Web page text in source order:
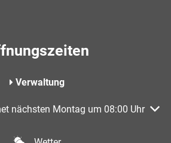
Verwaltung
oder Schließzeiten
nächsten Montag um 08:00 Uhr